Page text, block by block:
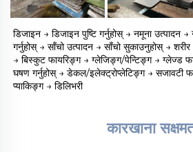
डिजाइन → डिजाइन पुष्टि गर्नुहोस् → नमूना उत्पादन →
गर्नुहोस् → साँचो उत्पादन → साँचो सुकाउनुहोस् →
→ बिस्कुट फायरिङ्ग → ग्लेजिङ्ग/पेन्टिङ्ग → ग्लेज्ड
घषण गर्नुहोस् → डेकल/इलेक्ट्रोप्लेटिङ्ग → सजावटी
प्याकिङ्ग → डिलिभरी
कारखाना